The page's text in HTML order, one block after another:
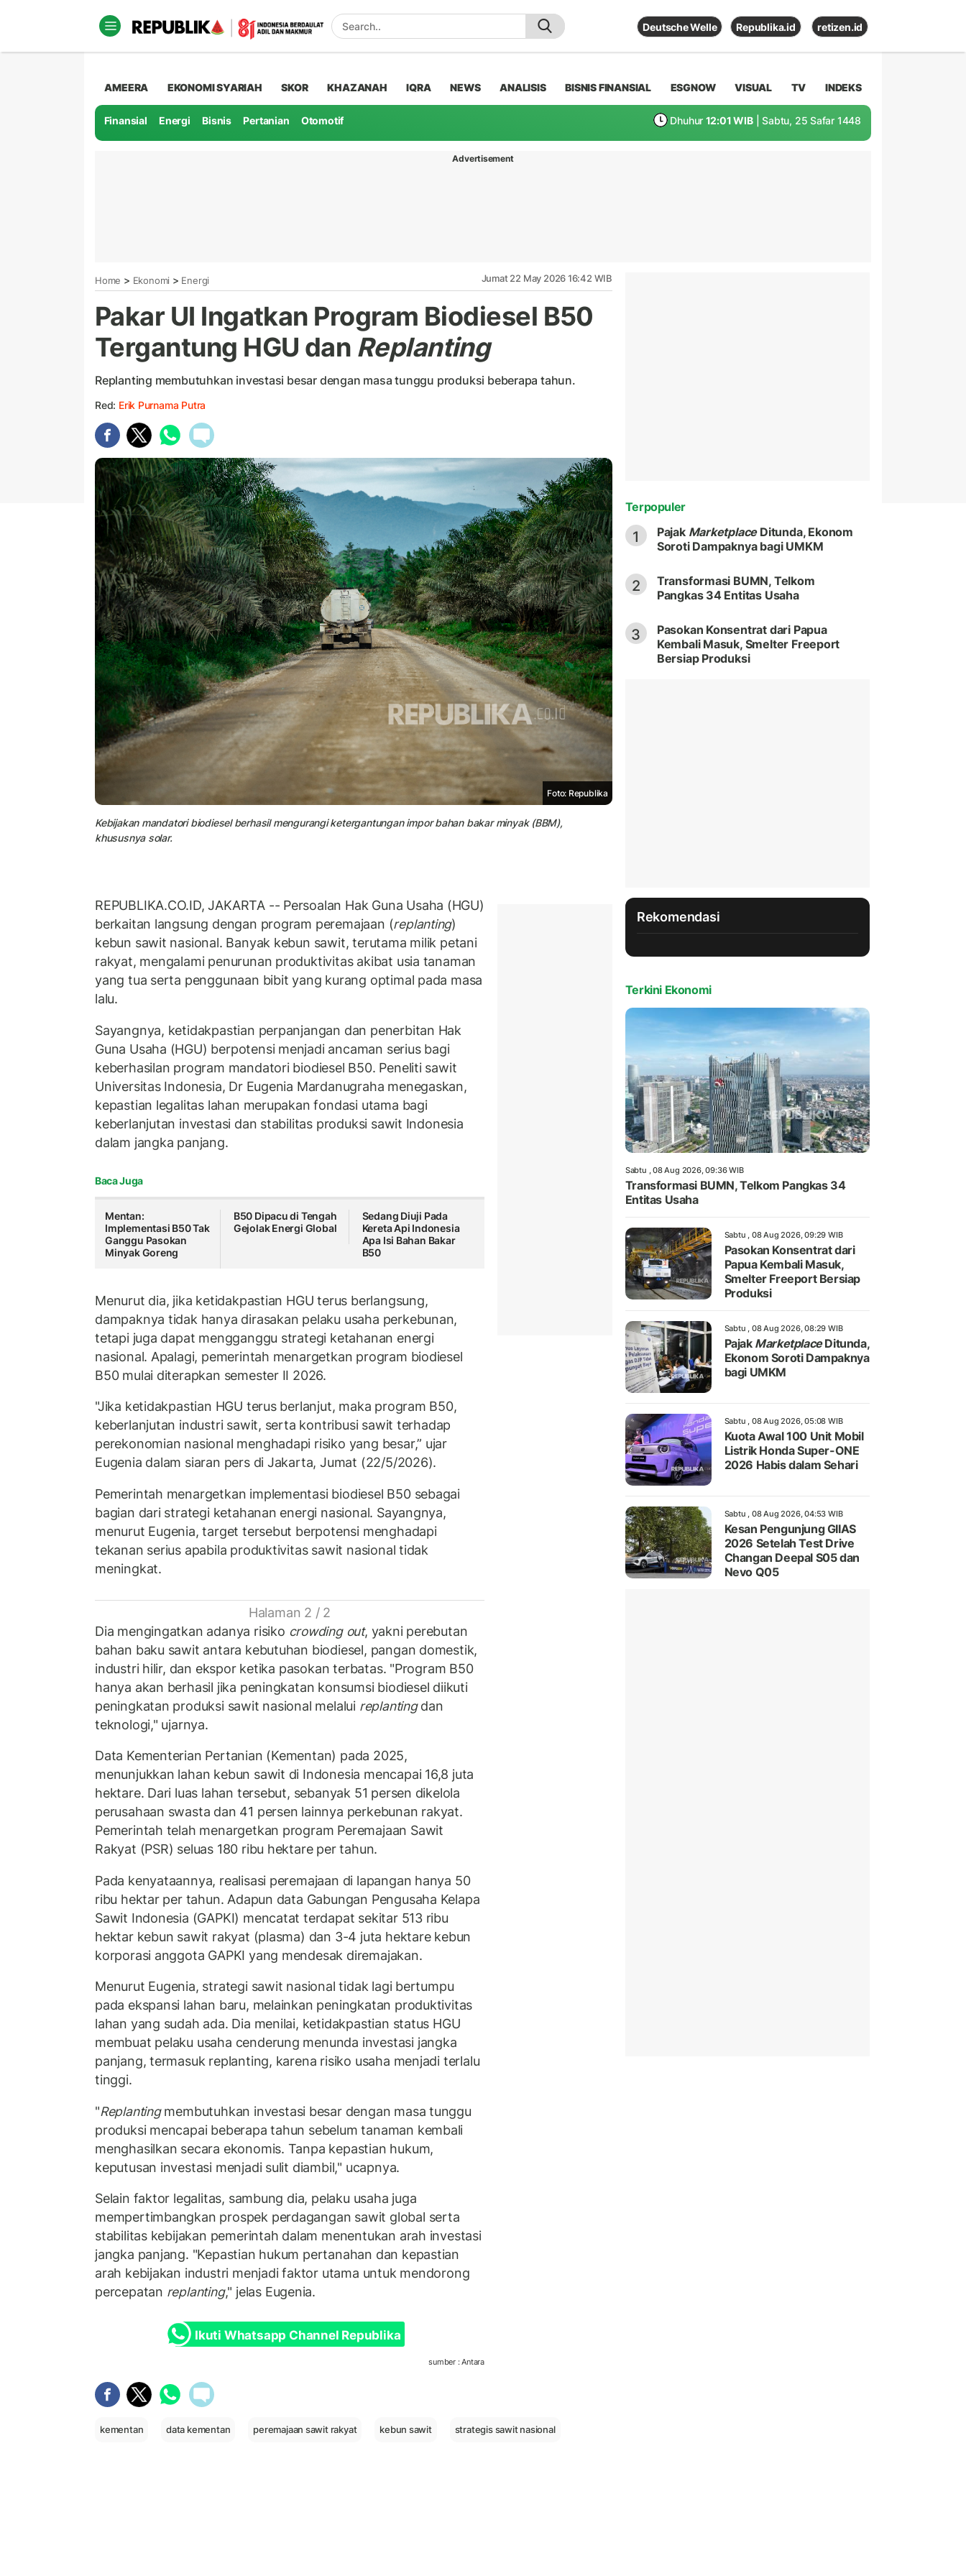
Deutsche Welle Republika.id retizen.id
AMEERA EKONOMI SYARIAH SKOR KHAZANAH IQRA NEWS ANALISIS BISNIS FINANSIAL ESGNOW VISUAL TV INDEKS
Finansial Energi Bisnis Pertanian Otomotif Dhuhur 12:01 WIB | Sabtu, 25 Safar 1448
Advertisement
Home > Ekonomi > Energi Jumat 22 May 2026 16:42 WIB
Pakar UI Ingatkan Program Biodiesel B50
Tergantung HGU dan Replanting
Replanting membutuhkan investasi besar dengan masa tunggu produksi beberapa tahun.
Red: Erik Purnama Putra
Foto: Republika
Kebijakan mandatori biodiesel berhasil mengurangi ketergantungan impor bahan bakar minyak (BBM),
khususnya solar.
REPUBLIKA.CO.ID, JAKARTA -- Persoalan Hak Guna Usaha (HGU)
berkaitan langsung dengan program peremajaan (replanting)
kebun sawit nasional. Banyak kebun sawit, terutama milik petani
rakyat, mengalami penurunan produktivitas akibat usia tanaman
yang tua serta penggunaan bibit yang kurang optimal pada masa
lalu.
Sayangnya, ketidakpastian perpanjangan dan penerbitan Hak
Guna Usaha (HGU) berpotensi menjadi ancaman serius bagi
keberhasilan program mandatori biodiesel B50. Peneliti sawit
Universitas Indonesia, Dr Eugenia Mardanugraha menegaskan,
kepastian legalitas lahan merupakan fondasi utama bagi
keberlanjutan investasi dan stabilitas produksi sawit Indonesia
dalam jangka panjang.
Baca Juga
Mentan:
Implementasi B50 Tak
Ganggu Pasokan
Minyak Goreng
B50 Dipacu di Tengah
Gejolak Energi Global
Sedang Diuji Pada
Kereta Api Indonesia
Apa Isi Bahan Bakar
B50
Menurut dia, jika ketidakpastian HGU terus berlangsung,
dampaknya tidak hanya dirasakan pelaku usaha perkebunan,
tetapi juga dapat mengganggu strategi ketahanan energi
nasional. Apalagi, pemerintah menargetkan program biodiesel
B50 mulai diterapkan semester II 2026.
"Jika ketidakpastian HGU terus berlanjut, maka program B50,
keberlanjutan industri sawit, serta kontribusi sawit terhadap
perekonomian nasional menghadapi risiko yang besar,” ujar
Eugenia dalam siaran pers di Jakarta, Jumat (22/5/2026).
Pemerintah menargetkan implementasi biodiesel B50 sebagai
bagian dari strategi ketahanan energi nasional. Sayangnya,
menurut Eugenia, target tersebut berpotensi menghadapi
tekanan serius apabila produktivitas sawit nasional tidak
meningkat.
Halaman 2 / 2
Dia mengingatkan adanya risiko crowding out, yakni perebutan
bahan baku sawit antara kebutuhan biodiesel, pangan domestik,
industri hilir, dan ekspor ketika pasokan terbatas. "Program B50
hanya akan berhasil jika peningkatan konsumsi biodiesel diikuti
peningkatan produksi sawit nasional melalui replantingdan
teknologi," ujarnya.
Data Kementerian Pertanian (Kementan) pada 2025,
menunjukkan lahan kebun sawit di Indonesia mencapai 16,8 juta
hektare. Dari luas lahan tersebut, sebanyak 51 persen dikelola
perusahaan swasta dan 41 persen lainnya perkebunan rakyat.
Pemerintah telah menargetkan program Peremajaan Sawit
Rakyat (PSR) seluas 180 ribu hektare per tahun.
Pada kenyataannya, realisasi peremajaan di lapangan hanya 50
ribu hektar per tahun. Adapun data Gabungan Pengusaha Kelapa
Sawit Indonesia (GAPKI) mencatat terdapat sekitar 513 ribu
hektar kebun sawit rakyat (plasma) dan 3-4 juta hektare kebun
korporasi anggota GAPKI yang mendesak diremajakan.
Menurut Eugenia, strategi sawit nasional tidak lagi bertumpu
pada ekspansi lahan baru, melainkan peningkatan produktivitas
lahan yang sudah ada. Dia menilai, ketidakpastian status HGU
membuat pelaku usaha cenderung menunda investasi jangka
panjang, termasuk replanting, karena risiko usaha menjadi terlalu
tinggi.
"Replantingmembutuhkan investasi besar dengan masa tunggu
produksi mencapai beberapa tahun sebelum tanaman kembali
menghasilkan secara ekonomis. Tanpa kepastian hukum,
keputusan investasi menjadi sulit diambil," ucapnya.
Selain faktor legalitas, sambung dia, pelaku usaha juga
mempertimbangkan prospek perdagangan sawit global serta
stabilitas kebijakan pemerintah dalam menentukan arah investasi
jangka panjang. "Kepastian hukum pertanahan dan kepastian
arah kebijakan industri menjadi faktor utama untuk mendorong
percepatan replanting," jelas Eugenia.
Ikuti Whatsapp Channel Republika
sumber : Antara
kementan data kementan peremajaan sawit rakyat kebun sawit strategis sawit nasional
Terpopuler
1 Pajak MarketplaceDitunda, Ekonom
Soroti Dampaknya bagi UMKM
2
Transformasi BUMN, Telkom
Pangkas 34 Entitas Usaha
3
Pasokan Konsentrat dari Papua
Kembali Masuk, Smelter Freeport
Bersiap Produksi
Rekomendasi
Terkini Ekonomi
Sabtu , 08 Aug 2026, 09:36 WIB
Transformasi BUMN, Telkom Pangkas 34
Entitas Usaha
Sabtu , 08 Aug 2026, 09:29 WIB
Pasokan Konsentrat dari
Papua Kembali Masuk,
Smelter Freeport Bersiap
Produksi
Sabtu , 08 Aug 2026, 08:29 WIB
Pajak MarketplaceDitunda,
Ekonom Soroti Dampaknya
bagi UMKM
Sabtu , 08 Aug 2026, 05:08 WIB
Kuota Awal 100 Unit Mobil
Listrik Honda Super-ONE
2026 Habis dalam Sehari
Sabtu , 08 Aug 2026, 04:53 WIB
Kesan Pengunjung GIIAS
2026 Setelah Test Drive
Changan Deepal S05 dan
Nevo Q05